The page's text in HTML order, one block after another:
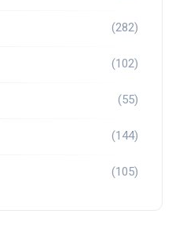
(282)
(102)
(55)
(144)
(105)